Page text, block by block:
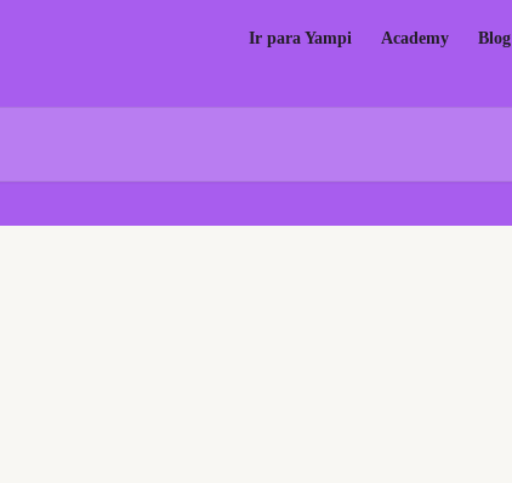
Ir para Yampi Academy Blog